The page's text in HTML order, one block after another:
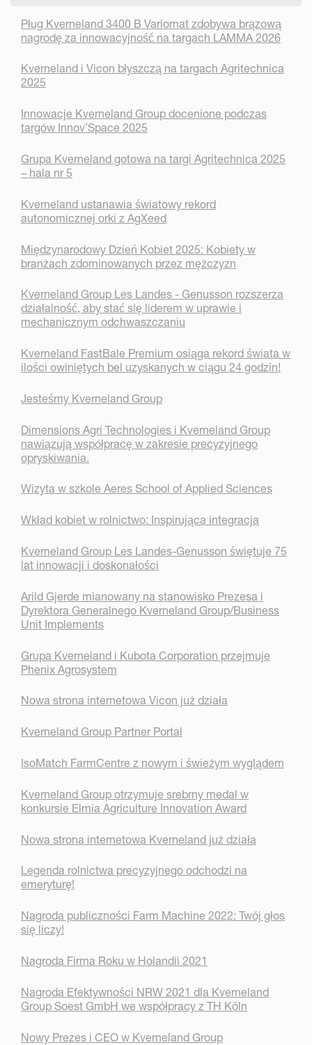
Pług Kverneland 3400 B Variomat zdobywa brązową
nagrodę za innowacyjność na targach LAMMA 2026
Kverneland i Vicon błyszczą na targach Agritechnica
2025
Innowacje Kverneland Group docenione podczas
targów Innov’Space 2025
Grupa Kverneland gotowa na targi Agritechnica 2025
– hala nr 5
Kverneland ustanawia światowy rekord
autonomicznej orki z AgXeed
Międzynarodowy Dzień Kobiet 2025: Kobiety w
branżach zdominowanych przez mężczyzn
Kverneland Group Les Landes - Genusson rozszerza
działalność, aby stać się liderem w uprawie i
mechanicznym odchwaszczaniu
Kverneland FastBale Premium osiąga rekord świata w
ilości owiniętych bel uzyskanych w ciągu 24 godzin!
Jesteśmy Kverneland Group
Dimensions Agri Technologies i Kverneland Group
nawiązują współpracę w zakresie precyzyjnego
opryskiwania.
Wizyta w szkole Aeres School of Applied Sciences
Wkład kobiet w rolnictwo: Inspirująca integracja
Kverneland Group Les Landes-Genusson świętuje 75
lat innowacji i doskonałości
Arild Gjerde mianowany na stanowisko Prezesa i
Dyrektora Generalnego Kverneland Group/Business
Unit Implements
Grupa Kverneland i Kubota Corporation przejmuje
Phenix Agrosystem
Nowa strona internetowa Vicon już działa
Kverneland Group Partner Portal
IsoMatch FarmCentre z nowym i świeżym wyglądem
Kverneland Group otrzymuje srebrny medal w
konkursie Elmia Agriculture Innovation Award
Nowa strona internetowa Kverneland już działa
Legenda rolnictwa precyzyjnego odchodzi na
emeryturę!
Nagroda publiczności Farm Machine 2022: Twój głos
się liczy!
Nagroda Firma Roku w Holandii 2021
Nagroda Efektywności NRW 2021 dla Kverneland
Group Soest GmbH we współpracy z TH Köln
Nowy Prezes i CEO w Kverneland Group